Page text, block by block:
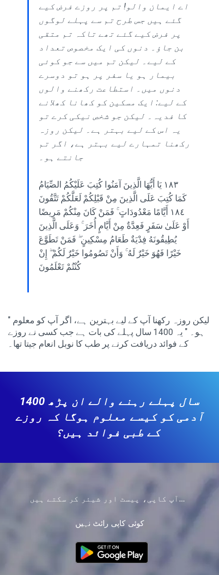
اے ایمان والو! تم پر روزے فرض کیے
گئے ہیں جس طرح تم سے پہلے لوگوں
پر فرض کیے گئے تھے تاکہ تم متقی
بن جاؤ۔ دنوں کی ایک مخصوص تعداد
کے لیے۔ لیکن تم میں سے جو کوئی
بیمار ہو یا سفر پر ہو تو دوسرے
دنوں میں۔ استطاعت رکھنے والوں
کے لیے: ایک مسکین کو کھانا کھلانے
کا فدیہ۔ لیکن جو شخص نیکی کرے تو
یہ اس کے لیے بہتر ہے۔ لیکن روزہ
رکھنا تمہارے لیے بہتر ہے، اگر تم
جانتے ہو۔
١٨٣ يَا أَيُّهَا الَّذِينَ آمَنُوا كُتِبَ عَلَيْكُمُ الصِّيَامُ
كَمَا كُتِبَ عَلَى الَّذِينَ مِنْ قَبْلِكُمْ لَعَلَّكُمْ تَتَّقُونَ
١٨٤ أَيَّامًا مَعْدُودَاتٍ ۚ فَمَنْ كَانَ مِنْكُمْ مَرِيضًا
أَوْ عَلَىٰ سَفَرٍ فَعِدَّةٌ مِنْ أَيَّامٍ أُخَرَ ۚ وَعَلَى الَّذِينَ
يُطِيقُونَهُ فِدْيَةٌ طَعَامُ مِسْكِينٍ ۖ فَمَنْ تَطَوَّعَ
خَيْرًا فَهُوَ خَيْرٌ لَهُ ۚ وَأَنْ تَصُومُوا خَيْرٌ لَكُمْ ۖ إِنْ
كُنْتُمْ تَعْلَمُونَ
" لیکن روزہ رکھنا آپ کے لیے بہترین ہے، اگر آپ کو معلوم
ہو۔ " یہ 1400 سال پہلے کی بات ہے جب کسی نے روزے
کے فوائد دریافت کرنے پر طب کا نوبل انعام جیتا تھا۔
1400 سال پہلے رہنے والے ان پڑھ
آدمی کو کیسے معلوم ہوگا کہ روزے
کے طبی فوائد ہیں؟
آپ کاپی، پیسٹ اور شیئر کر سکتے ہیں...
کوئی کاپی رائٹ نہیں